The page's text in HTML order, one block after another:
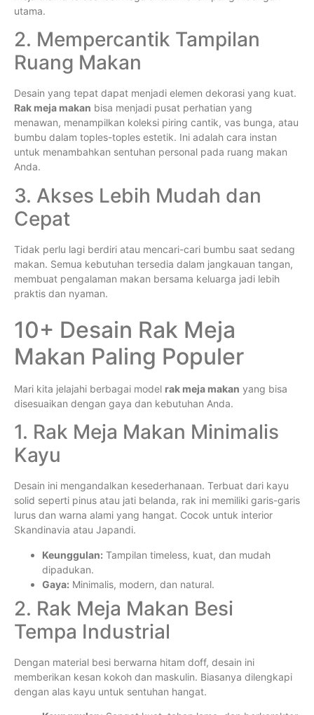
utama.
2. Mempercantik Tampilan
Ruang Makan
Desain yang tepat dapat menjadi elemen dekorasi yang kuat.
Rak meja makan bisa menjadi pusat perhatian yang
menawan, menampilkan koleksi piring cantik, vas bunga, atau
bumbu dalam toples-toples estetik. Ini adalah cara instan
untuk menambahkan sentuhan personal pada ruang makan
Anda.
3. Akses Lebih Mudah dan
Cepat
Tidak perlu lagi berdiri atau mencari-cari bumbu saat sedang
makan. Semua kebutuhan tersedia dalam jangkauan tangan,
membuat pengalaman makan bersama keluarga jadi lebih
praktis dan nyaman.
10+ Desain Rak Meja
Makan Paling Populer
Mari kita jelajahi berbagai model rak meja makan yang bisa
disesuaikan dengan gaya dan kebutuhan Anda.
1. Rak Meja Makan Minimalis
Kayu
Desain ini mengandalkan kesederhanaan. Terbuat dari kayu
solid seperti pinus atau jati belanda, rak ini memiliki garis-garis
lurus dan warna alami yang hangat. Cocok untuk interior
Skandinavia atau Japandi.
Keunggulan: Tampilan timeless, kuat, dan mudah
dipadukan.
Gaya: Minimalis, modern, dan natural.
2. Rak Meja Makan Besi
Tempa Industrial
Dengan material besi berwarna hitam doff, desain ini
memberikan kesan kokoh dan maskulin. Biasanya dilengkapi
dengan alas kayu untuk sentuhan hangat.